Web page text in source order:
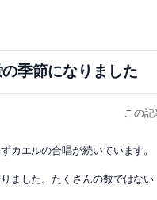
の季節になりました
この
カエルの合唱が続いています。
ました。たくさんの数ではない